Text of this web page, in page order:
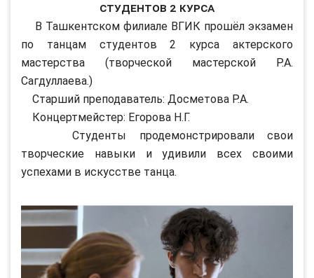
студентов 2 курса
В Ташкентском филиале ВГИК прошёл экзамен
по танцам студентов 2 курса актерского
мастерства (творческой мастерской Р.А.
Сагдуллаева.)
Старший преподаватель: Досметова Р.А.
Концертмейстер: Егорова Н.Г.
Студенты продемонстрировали свои
творческие навыки и удивили всех своими
успехами в искусстве танца.